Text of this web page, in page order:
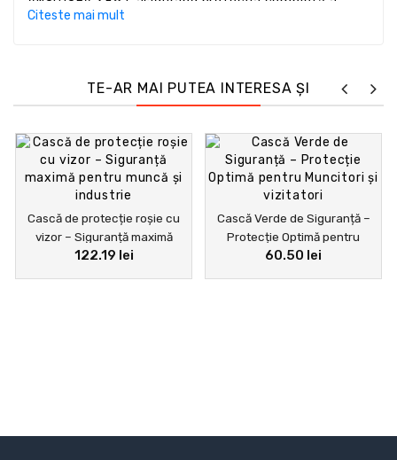
capului și feței.
Citeste mai mult
TE-AR MAI PUTEA INTERESA ȘI
Cască de protecție roșie cu
vizor – Siguranță maximă
pentru muncă și industrie
122.19 lei
Cască Verde de Siguranță –
Protecție Optimă pentru
Muncitori și vizitatori
60.50 lei